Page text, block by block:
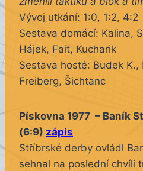
Vývoj utkání: 1:0, 1:2, 4:2
Sestava domácí: Kalina,
Hájek, Fait, Kucharik
Sestava hosté: Budek K.,
Freiberg, Šichtanc
Pískovna 1977 – Baník
(6:9) zápis
Stříbrské derby ovládl
sehnal na poslední chvíli